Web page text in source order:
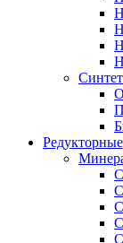
Редукторные